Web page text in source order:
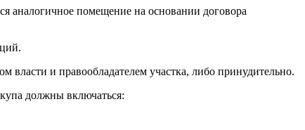
аналогичное помещение на основании договора
власти и правообладателем участка, либо принудительно.
должны включаться: